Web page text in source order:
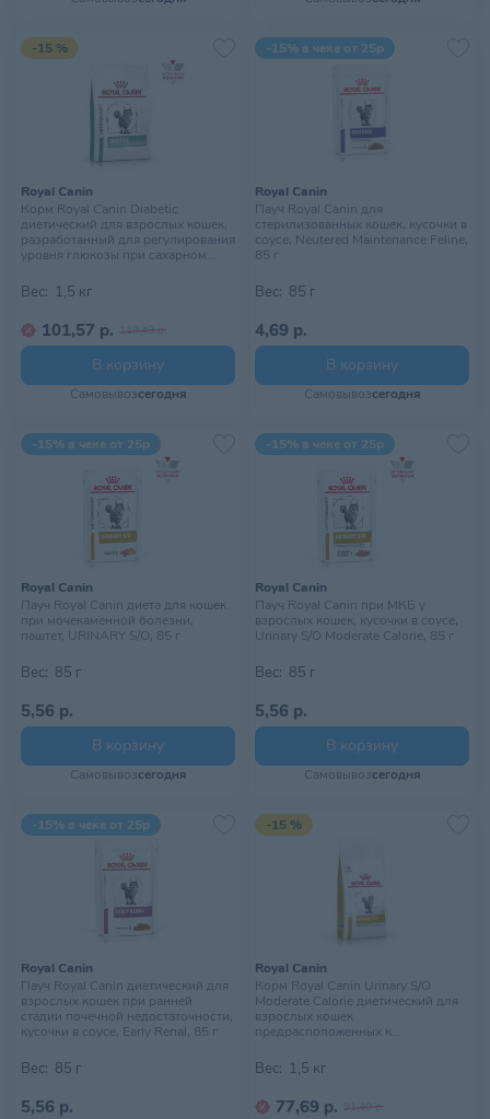
-15 %
Royal Canin
Корм Royal Canin Diabetic
диетический для взрослых кошек,
разработанный для регулирования
уровня глюкозы при сахарном
кг
Вес: 1,5 кг
101,57 р. 119,49 р.
В корзину
Самовывозсегодня
-15% в чеке от 25р
Royal Canin
Пауч Royal Canin для
стерилизованных кошек, кусочки в
соусе, Neutered Maintenance Feline,
85 г
Вес: 85 г
4,69 р.
В корзину
Самовывозсегодня
-15% в чеке от 25р
Royal Canin
Пауч Royal Canin диета для кошек
при мочекаменной болезни,
паштет, URINARY S/O, 85 г
Вес: 85 г
5,56 р.
В корзину
Самовывозсегодня
-15% в чеке от 25р
Royal Canin
Пауч Royal Canin при МКБ у
взрослых кошек, кусочки в соусе,
Urinary S/O Moderate Calorie, 85 г
Вес: 85 г
5,56 р.
В корзину
Самовывозсегодня
-15% в чеке от 25р
Royal Canin
Пауч Royal Canin диетический для
взрослых кошек при ранней
стадии почечной недостаточности,
кусочки в соусе, Early Renal, 85 г
Вес: 85 г
5,56 р.
-15 %
Royal Canin
Корм Royal Canin Urinary S/O
Moderate Calorie диетический для
взрослых кошек
предрасположенных к
Вес: 1,5 кг
77,69 р. 91,40 р.